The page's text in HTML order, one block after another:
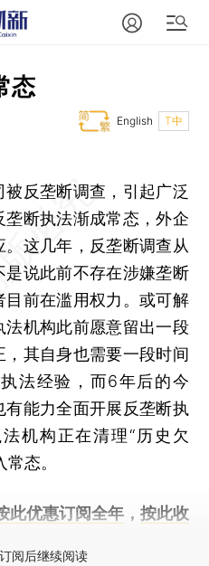
态
T中
English
反垄断调查，引起广泛
断执法渐成常态，外企
这几年，反垄断调查从
说此前不存在涉嫌垄断
前在滥用权力。或可解
机构此前愿意留出一段
其自身也需要一段时间
法经验，而6年后的今
能力全面开展反垄断执
机构正在清理“历史欠
态。
此优惠订阅全年， 按此收
阅后继续阅读